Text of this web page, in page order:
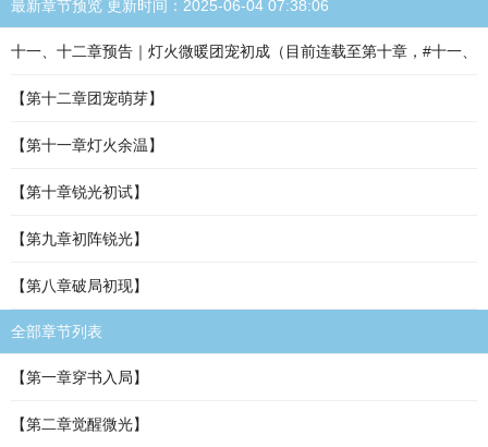
最新章节预览 更新时间：2025-06-04 07:38:06
十一、十二章预告｜灯火微暖团宠初成（目前连载至第十章，#十一、
【第十二章团宠萌芽】
【第十一章灯火余温】
【第十章锐光初试】
【第九章初阵锐光】
【第八章破局初现】
全部章节列表
【第一章穿书入局】
【第二章觉醒微光】